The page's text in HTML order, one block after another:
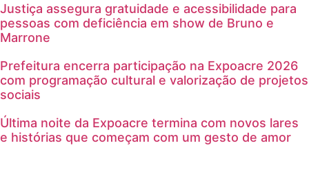
Justiça assegura gratuidade e acessibilidade para
pessoas com deficiência em show de Bruno e
Marrone
Prefeitura encerra participação na Expoacre 2026
com programação cultural e valorização de projetos
sociais
Última noite da Expoacre termina com novos lares
e histórias que começam com um gesto de amor